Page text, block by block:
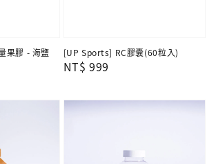
果膠 - 海鹽
[UP Sports] RC膠囊(60粒入)
Regular
NT$ 999